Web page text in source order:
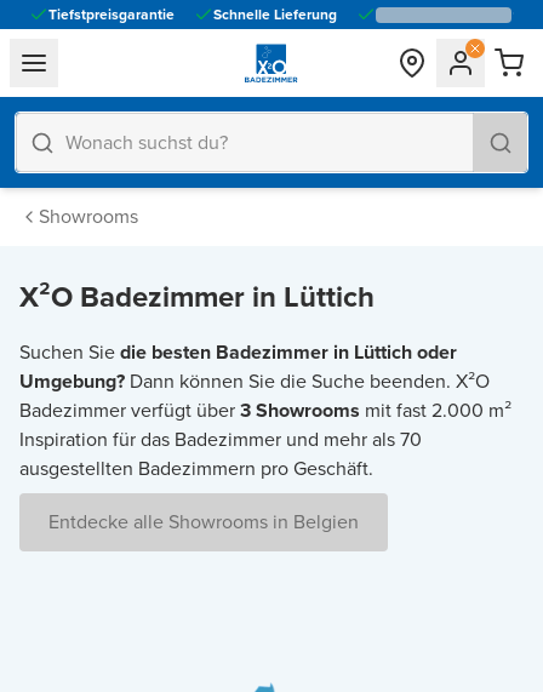
Tiefstpreisgarantie Schnelle Lieferung
general.navigation.toggle_menu.label
Showrooms
X²O Badezimmer in Lüttich
Suchen Siedie besten Badezimmer in Lüttich oder
Umgebung? Dann können Sie die Suche beenden. X²O
Badezimmer verfügt über3 Showrooms mit fast 2.000 m²
Inspiration für das Badezimmer und mehr als 70
ausgestellten Badezimmern pro Geschäft.
Entdecke alle Showrooms in Belgien